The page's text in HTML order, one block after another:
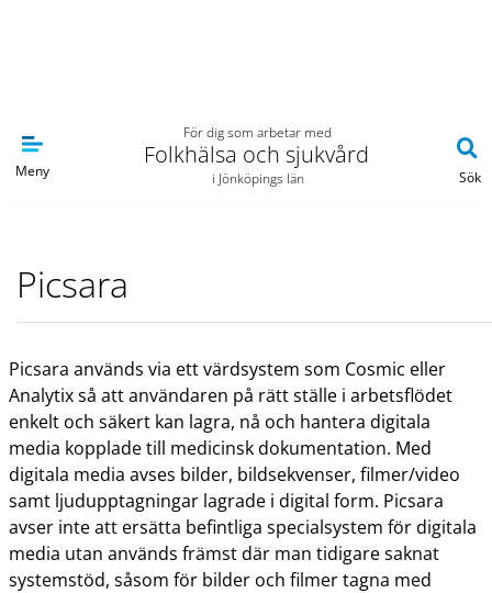
Meny
För dig som arbetar med
Folkhälsa och sjukvård
i Jönköpings län Sök
Picsara
Picsara används via ett värdsystem som Cosmic eller
Analytix så att användaren på rätt ställe i arbetsflödet
enkelt och säkert kan lagra, nå och hantera digitala
media kopplade till medicinsk dokumentation. Med
digitala media avses bilder, bildsekvenser, filmer/video
samt ljudupptagningar lagrade i digital form. Picsara
avser inte att ersätta befintliga specialsystem för digitala
media utan används främst där man tidigare saknat
systemstöd, såsom för bilder och filmer tagna med